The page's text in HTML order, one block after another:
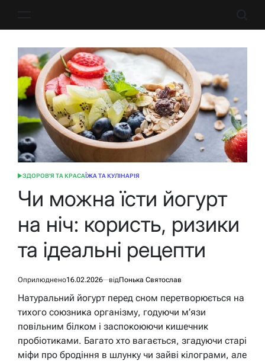
ОПУБЛІКУВАТИ
ЗДОРОВ'Я ТА КРАСАЇЖА ТА КУЛІНАРІЯ
Чи можна їсти йогурт
на ніч: користь, ризики
та ідеальні рецепти
Оприлюднено16.02.2026 відПонька Святослав
Натуральний йогурт перед сном перетворюється на
тихого союзника організму, годуючи м’язи
повільним білком і заспокоюючи кишечник
пробіотиками. Багато хто вагається, згадуючи старі
міфи про бродіння в шлунку чи зайві кілограми, але